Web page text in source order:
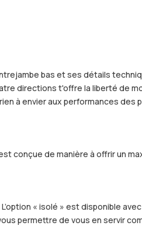
bas et ses détails
directions t'offre la liberté de
à envier aux performances
de manière à offrir un
« isolé » est disponible
permettre de vous en servir